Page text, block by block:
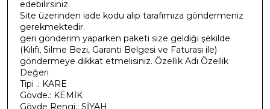
edebilirsiniz.
Site üzerinden iade kodu alıp tarafımıza göndermeniz
gerekmektedir.
geri gönderim yaparken paketi size geldiği şekilde
(Kılıfı, Silme Bezi, Garanti Belgesi ve Faturası ile)
göndermeye dikkat etmelisiniz. Özellik Adı Özellik
Değeri
Tipi .: KARE
Gövde.: KEMİK
Gövde Rengi.: SİYAH